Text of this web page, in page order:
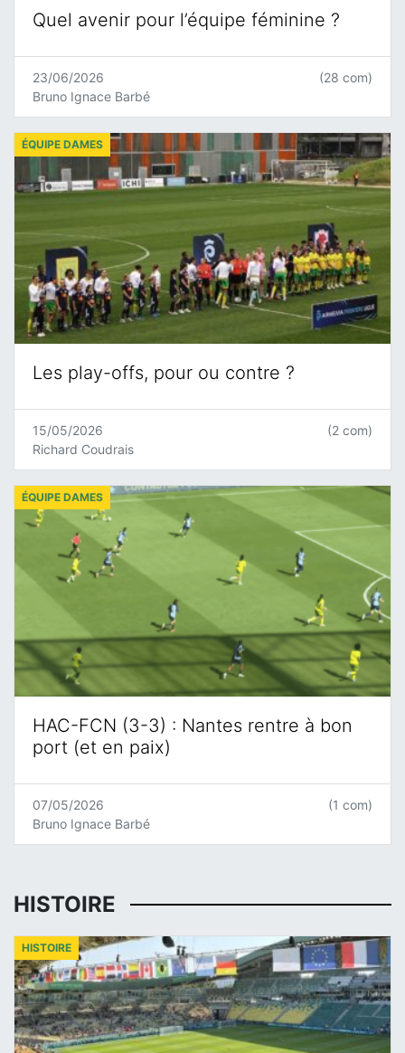
Quel avenir pour l’équipe féminine ?
23/06/2026
Bruno Ignace Barbé
(28 com)
Les play-offs, pour ou contre ?
ÉQUIPE DAMES
15/05/2026
Richard Coudrais
(2 com)
HAC-FCN (3-3) : Nantes rentre à bon
port (et en paix)
ÉQUIPE DAMES
07/05/2026
Bruno Ignace Barbé
(1 com)
HISTOIRE
HISTOIRE